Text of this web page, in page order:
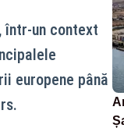
într-un context
europene până